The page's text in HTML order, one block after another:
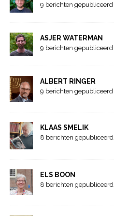
9 berichten gepubliceerd
ASJER WATERMAN
9 berichten gepubliceerd
ALBERT RINGER
9 berichten gepubliceerd
KLAAS SMELIK
8 berichten gepubliceerd
ELS BOON
8 berichten gepubliceerd